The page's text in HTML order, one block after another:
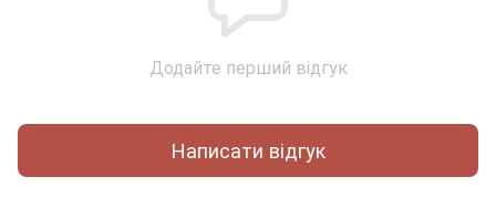
Додайте перший відгук
Написати відгук